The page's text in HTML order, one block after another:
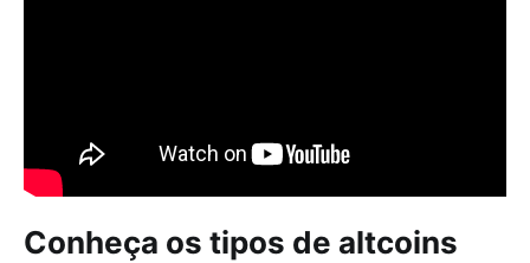
Conheça os tipos de altcoins